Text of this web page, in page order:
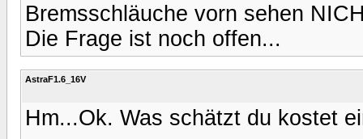
Bremsschläuche vorn sehen
Die Frage ist noch offen...
AstraF1.6_16V
Hm...Ok. Was schätzt du kostet